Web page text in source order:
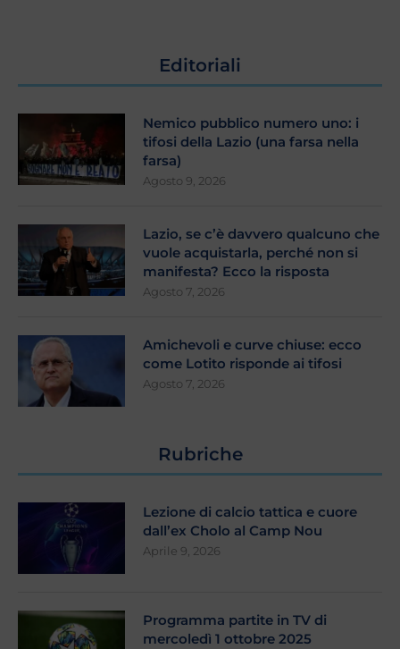
Editoriali
Nemico pubblico numero uno: i
tifosi della Lazio (una farsa nella
farsa)
Agosto 9, 2026
Lazio, se c’è davvero qualcuno che
vuole acquistarla, perché non si
manifesta? Ecco la risposta
Agosto 7, 2026
Amichevoli e curve chiuse: ecco
come Lotito risponde ai tifosi
Agosto 7, 2026
Rubriche
Lezione di calcio tattica e cuore
dall’ex Cholo al Camp Nou
Aprile 9, 2026
Programma partite in TV di
mercoledì 1 ottobre 2025